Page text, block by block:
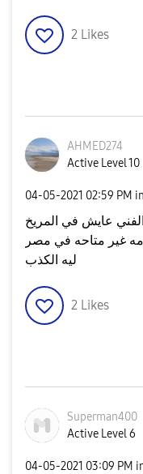
2 Likes
AHMED274
Active Level 10
‎04-05-2021 02:59 PM in
عايش في المريخ
غير متاحه في مصر
ليه الكذب
2 Likes
Superman400
Active Level 6
‎04-05-2021 03:09 PM